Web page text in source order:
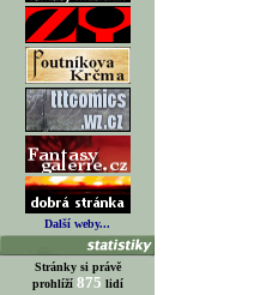
Další weby...
Stránky si právě
prohlíží875 lidí